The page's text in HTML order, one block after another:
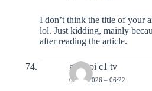
I don’t think the title of your
lol. Just kidding, mainly
after reading the article.
ga choi c1 tv
06-02-2026 – 06:22